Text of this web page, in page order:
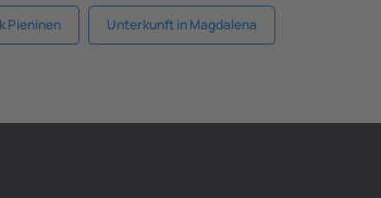
Pieninen Unterkunft in Magdalena